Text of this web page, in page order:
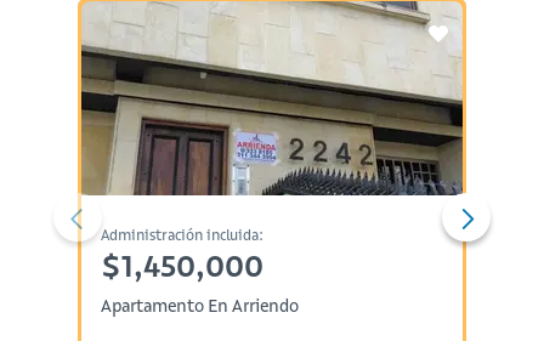
Administración incluida:
$1,450,000
Apartamento En Arriendo